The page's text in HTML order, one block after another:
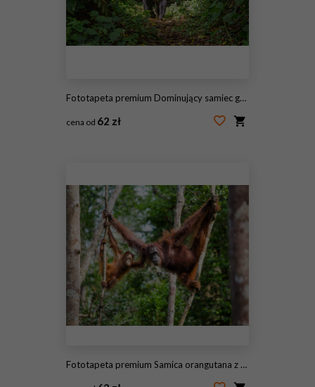
Fototapeta premium Dominujący samiec goryla górskiego w lesie deszczowym. Uganda. Park Narodowy Bwindi Impenetrable Forest. Doskonała ilustracja.
cena od 62 zł
Fototapeta premium Samica orangutana z dzieckiem na drzewie. Indonezja. Wyspa Kalimantan (Borneo). Doskonała ilustracja.